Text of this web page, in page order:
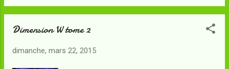
En effet, le seul témoin de la scène est un
son enregistrement est corrompu au point
la mort de Sakaki, l'écrivain macabre, et les
Dimension W tome 2
dimanche, mars 22, 2015